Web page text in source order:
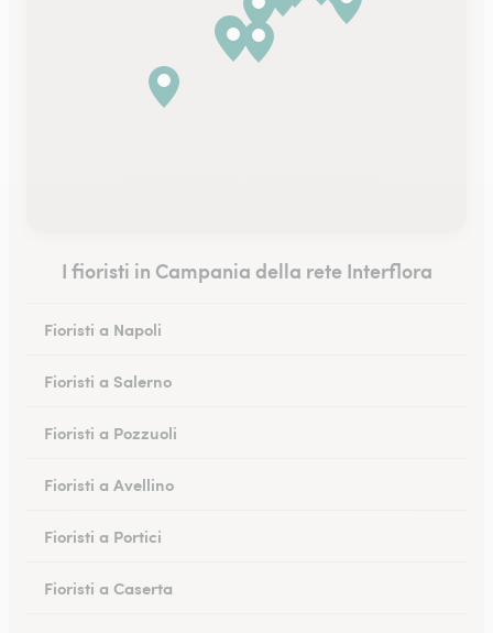
I fioristi in Campania della rete Interflora
Fioristi a Napoli
Fioristi a Salerno
Fioristi a Pozzuoli
Fioristi a Avellino
Fioristi a Portici
Fioristi a Caserta